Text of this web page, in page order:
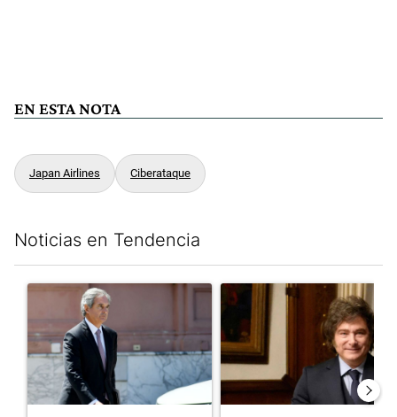
EN ESTA NOTA
Japan Airlines Ciberataque
Noticias en Tendencia
Un artículo de tendencia con el título "Las inconsistencias de
Un artículo de tendencia con